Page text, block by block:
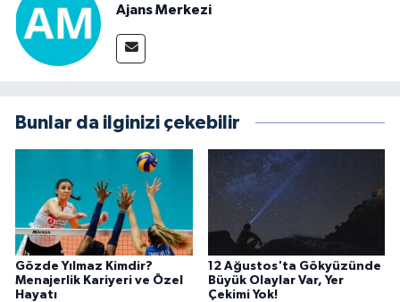
Ajans Merkezi
Bunlar da ilginizi çekebilir
Gözde Yılmaz Kimdir?
Menajerlik Kariyeri ve Özel
Hayatı
12 Ağustos'ta Gökyüzünde
Büyük Olaylar Var, Yer
Çekimi Yok!